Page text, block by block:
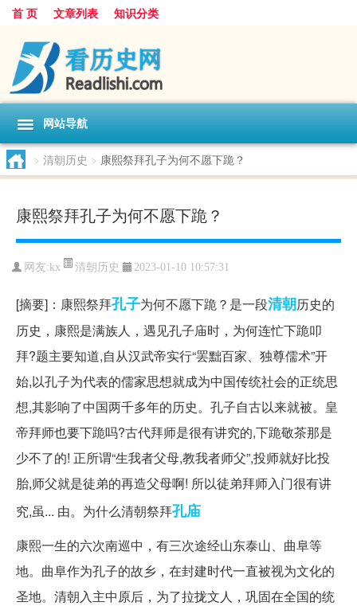
首 页 文章列表 知识分类
网站导航
> 清朝历史 > 康熙祭拜孔子为何不愿下跪？
康熙祭拜孔子为何不愿下跪？
网友: kx 清朝历史 2023-01-10 10:57:31
[摘要]：康熙祭拜孔子为何不愿下跪？是一段清朝历史的
历史，康熙是满族人，遇见孔子庙时，为何连忙下跪叩
拜?题主要知道,自从汉武帝实行“罢黜百家、独尊儒术”开
始,以孔子为代表的儒家思想就成为中国传统社会的正统思
想,其影响了中国两千多年的历史。孔子自古以来就被。皇
帝拜师也要下跪吗?古代拜师是很有讲究的,下跪敬茶那是
少不了的! 正所谓“生我者父母,教我者师父”,投师就好比投
胎,师父就是徒弟的再造父母啊! 所以徒弟拜师入门很有讲
究,虽... 由。为什么清朝祭拜孔庙
康熙一生的六次南巡中，有三次途经山东泰山、曲阜等
地。曲阜作为孔子的故乡，在封建时代一直被视为文化的
圣地。清朝入主中原后，为了拉拢文人，巩固在全国的统